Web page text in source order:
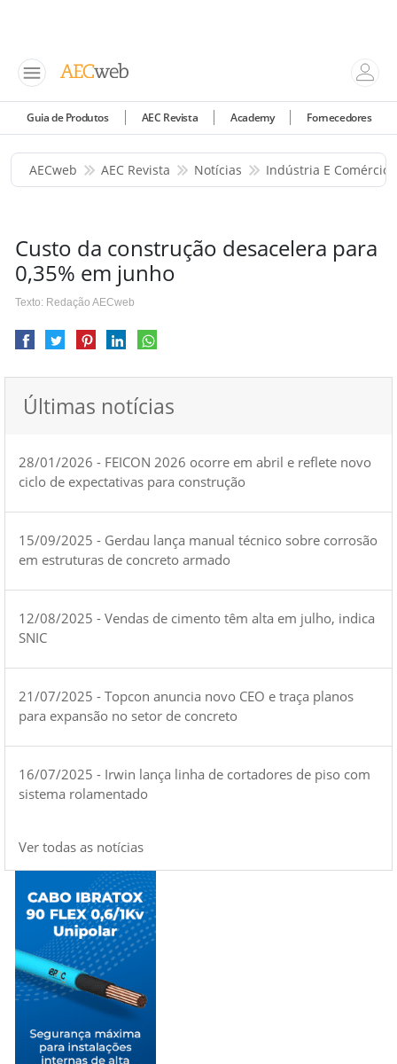
Guia de Produtos AEC Revista Academy Fornecedores
AECweb AEC Revista Notícias Indústria E Comércio
Custo da construção desacelera para
0,35% em junho
Texto: Redação AECweb
Últimas notícias
28/01/2026 - FEICON 2026 ocorre em abril e reflete novo
ciclo de expectativas para construção
15/09/2025 - Gerdau lança manual técnico sobre corrosão
em estruturas de concreto armado
12/08/2025 - Vendas de cimento têm alta em julho, indica
SNIC
21/07/2025 - Topcon anuncia novo CEO e traça planos
para expansão no setor de concreto
16/07/2025 - Irwin lança linha de cortadores de piso com
sistema rolamentado
Ver todas as notícias